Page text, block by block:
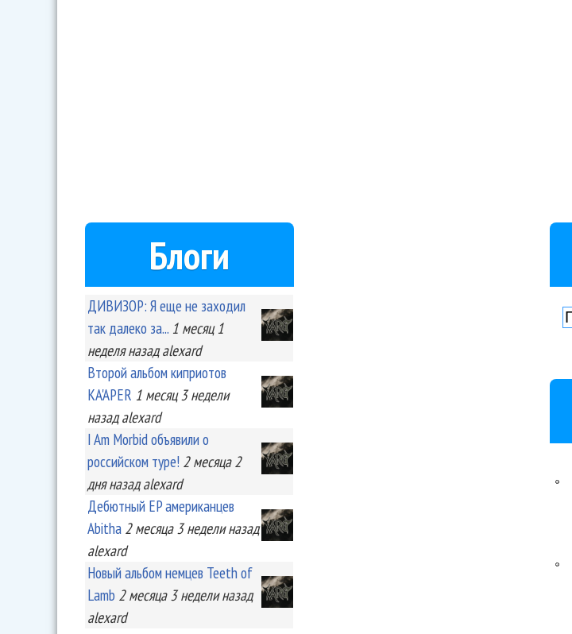
Блоги
ДИВИЗОР: Я еще не заходил
так далеко за... 1 месяц 1
неделяназад alexard
Второй альбом киприотов
KA'APER 1 месяц 3 недели
назад alexard
I Am Morbid объявили о
российском туре! 2 месяца 2
дняназад alexard
Дебютный EP американцев
Abitha 2 месяца 3 неделиназад
alexard
Новый альбом немцев Teeth of
Lamb 2 месяца 3 неделиназад
alexard